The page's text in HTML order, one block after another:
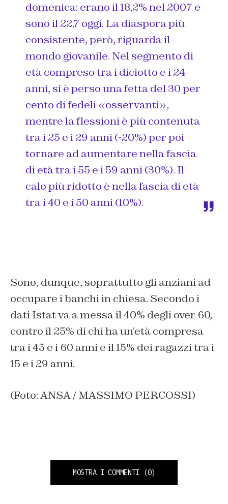
domenica: erano il 18,2% nel 2007 e
sono il 22,7 oggi. La diaspora più
consistente, però, riguarda il
mondo giovanile. Nel segmento di
età compreso tra i diciotto e i 24
anni, si è perso una fetta del 30 per
cento di fedeli «osservanti»,
mentre la flessioni è più contenuta
tra i 25 e i 29 anni (-20%) per poi
tornare ad aumentare nella fascia
di età tra i 55 e i 59 anni (30%). Il
calo più ridotto è nella fascia di età
tra i 40 e i 50 anni (10%).
Sono, dunque, soprattutto gli anziani ad
occupare i banchi in chiesa. Secondo i
dati Istat va a messa il 40% degli over 60,
contro il 25% di chi ha un’età compresa
tra i 45 e i 60 anni e il 15% dei ragazzi tra i
15 e i 29 anni.
(Foto: ANSA / MASSIMO PERCOSSI)
MOSTRA I COMMENTI (0)